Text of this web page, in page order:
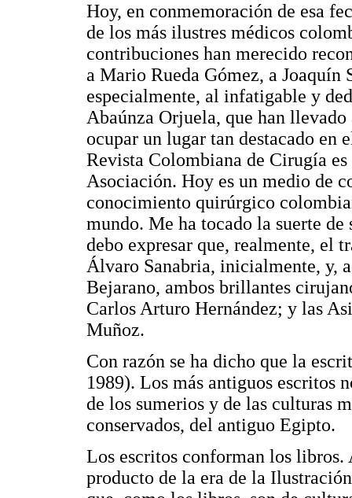
Hoy, en conmemoración de esa
de los más ilustres médicos
contribuciones han merecido
a Mario Rueda Gómez, a Joaquín
especialmente, al infatigable y
Abaúnza Orjuela, que han
ocupar un lugar tan destacado en
Revista Colombiana de Cirugía
Asociación. Hoy es un medio de
conocimiento quirúrgico
mundo. Me ha tocado la suerte
debo expresar que, realmente, el
Álvaro Sanabria, inicialmente, y,
Bejarano, ambos brillantes
Carlos Arturo Hernández; y las
Muñoz.
Con razón se ha dicho que la
1989). Los más antiguos escritos
de los sumerios y de las culturas
conservados, del antiguo Egipto.
Los escritos conforman los
producto de la era de la